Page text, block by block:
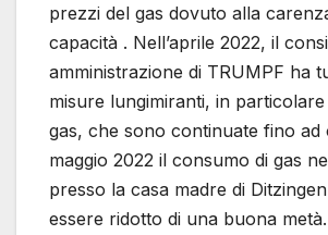
prezzi del gas dovuto alla
capacità . Nell’aprile 2022, il
amministrazione di TRUMPF ha
misure lungimiranti, in
gas, che sono continuate fino ad
maggio 2022 il consumo di gas
presso la casa madre di
essere ridotto di una buona